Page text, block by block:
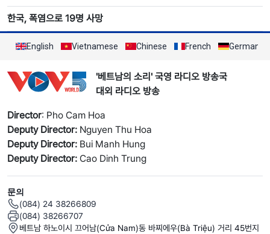
한국, 폭염으로 19명 사망
English Vietnamese Chinese French German
'베트남의 소리' 국영 라디오 방송국
대외 라디오 방송
Director: Pho Cam Hoa
Deputy Director: Nguyen Thu Hoa
Deputy Director: Bui Manh Hung
Deputy Director: Cao Dinh Trung
문의
(084) 24 38266809
(084) 38266707
베트남 하노이시 끄어남(Cửa Nam)동 바찌에우(Bà Triệu) 거리 45번지